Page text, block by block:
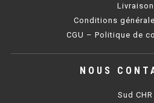
PRÉSENTOIR À INGRÉDIENTS
PROFONDEUR 300
PROFONDEUR 400
Livraison
Conditions
CGU – Politique de
NOUS
Sud CHR